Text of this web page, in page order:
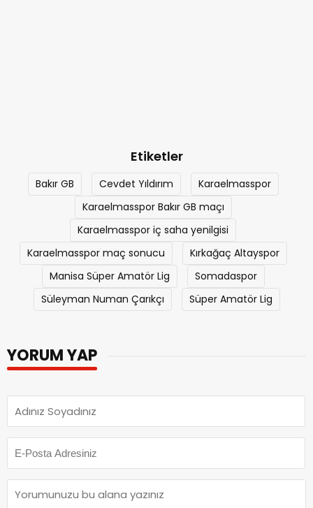
Etiketler
Bakır GB Cevdet Yıldırım
Karaelmasspor
Karaelmasspor Bakır GB maçı
Karaelmasspor iç saha yenilgisi
Karaelmasspor maç sonucu
Kırkağaç Altayspor
Manisa Süper Amatör Lig
Somadaspor
Süleyman Numan Çarıkçı
Süper Amatör Lig
YORUM YAP